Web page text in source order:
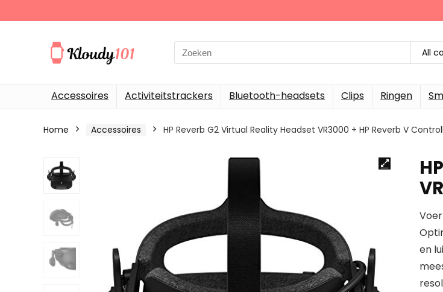
Search
for:
All
Accessoires Activiteitstrackers Bluetooth-headsets Clips Ringen
Home Accessoires HP Reverb G2 Virtual Reality Headset VR3000 + HP Reverb V
en